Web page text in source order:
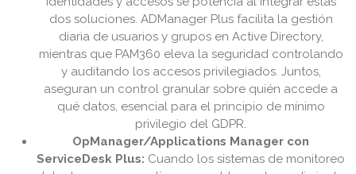
dos soluciones. ADManager Plus facilita la gestión
diaria de usuarios y grupos en Active Directory,
mientras que PAM360 eleva la seguridad controlando
y auditando los accesos privilegiados. Juntos,
aseguran un control granular sobre quién accede a
qué datos, esencial para el principio de mínimo
privilegio del GDPR.
OpManager/Applications Manager con
ServiceDesk Plus: Cuando los sistemas de monitoreo